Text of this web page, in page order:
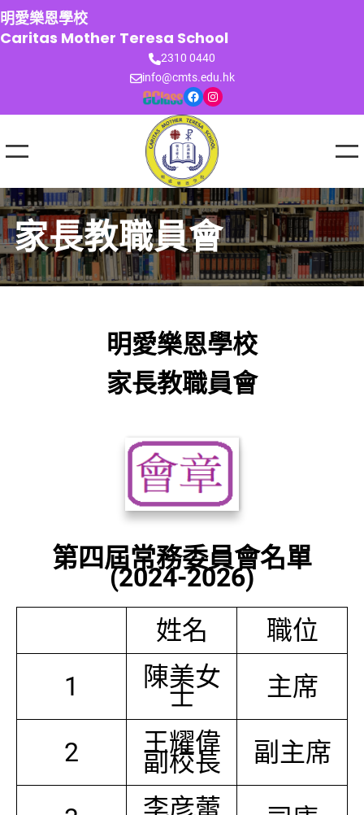
跳
至
主
明愛樂恩學校
Caritas Mother Teresa School
2310 0440
info@cmts.edu.hk
Facebook Instagram
家長教職員會
明愛樂恩學校
家長教職員會
第四屆常務委員會名單
(2024-2026)
姓名
職位
1
陳美女
士 主席
2 王耀偉
副校長 副主席